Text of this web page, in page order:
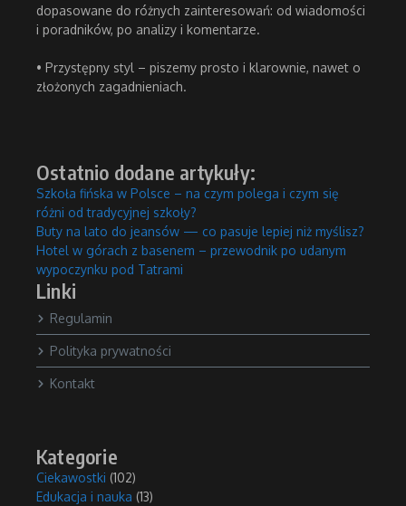
dopasowane do różnych zainteresowań: od wiadomości
i poradników, po analizy i komentarze.
• Przystępny styl – piszemy prosto i klarownie, nawet o
złożonych zagadnieniach.
Ostatnio dodane artykuły:
Szkoła fińska w Polsce – na czym polega i czym się
różni od tradycyjnej szkoły?
Buty na lato do jeansów — co pasuje lepiej niż myślisz?
Hotel w górach z basenem – przewodnik po udanym
wypoczynku pod Tatrami
Linki
Regulamin
Polityka prywatności
Kontakt
Kategorie
Ciekawostki (102)
Edukacja i nauka (13)